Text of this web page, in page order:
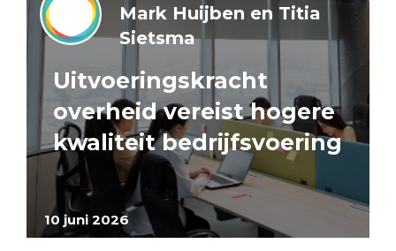
10 juni 2026
Mark Huijben en Titia
Sietsma
Uitvoeringskracht
overheid vereist hogere
kwaliteit bedrijfsvoering